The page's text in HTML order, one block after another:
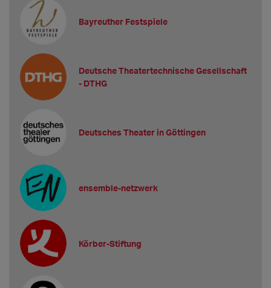
Bayreuther Festspiele
Deutsche Theatertechnische Gesellschaft
- DTHG
Deutsches Theater in Göttingen
ensemble-netzwerk
Körber-Stiftung